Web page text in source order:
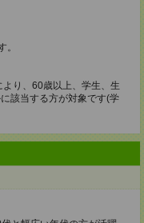
。
り、60歳以上、学生、生
該当する方が対象です(学